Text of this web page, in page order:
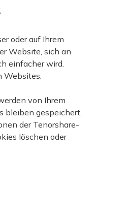
oder auf Ihrem
Website, sich an
einfacher wird.
Websites.
von Ihrem
bleiben gespeichert,
der Tenorshare-
löschen oder